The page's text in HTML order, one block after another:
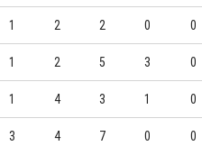
1 2 2 0 0
1 2 5 3 0
1 4 3 1 0
3 4 7 0 0